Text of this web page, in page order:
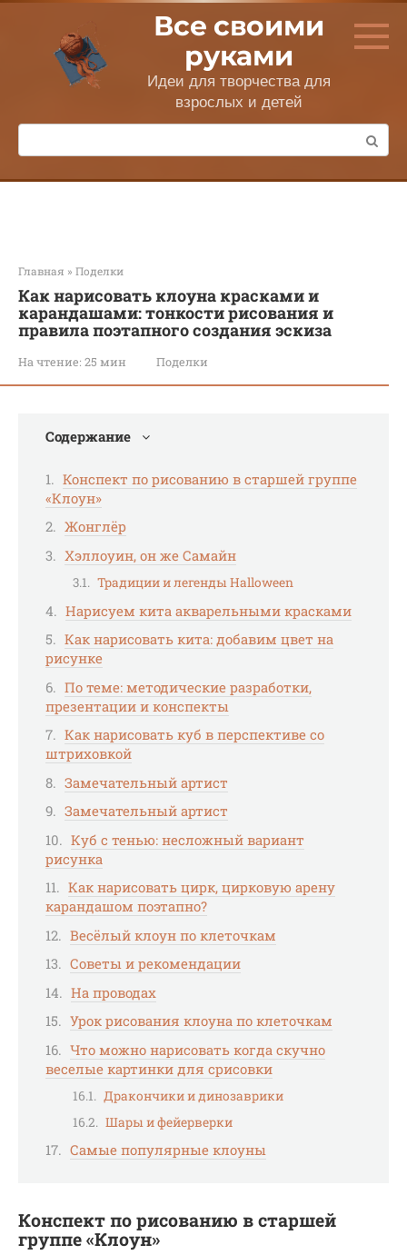
Перейти
контенту
Все своими
руками
Идеи для творчества для
взрослых и детей
Поиск:
Главная » Поделки
Как нарисовать клоуна красками и
карандашами: тонкости рисования и
правила поэтапного создания эскиза
На чтение: 25 мин Поделки
Содержание
Конспект по рисованию в старшей группе
«Клоун»
Жонглёр
Хэллоуин, он же Самайн
Традиции и легенды Halloween
Нарисуем кита акварельными красками
Как нарисовать кита: добавим цвет на
рисунке
По теме: методические разработки,
презентации и конспекты
Как нарисовать куб в перспективе со
штриховкой
Замечательный артист
Замечательный артист
Куб с тенью: несложный вариант
рисунка
Как нарисовать цирк, цирковую арену
карандашом поэтапно?
Весёлый клоун по клеточкам
Советы и рекомендации
На проводах
Урок рисования клоуна по клеточкам
Что можно нарисовать когда скучно
веселые картинки для срисовки
Дракончики и динозаврики
Шары и фейерверки
Самые популярные клоуны
Конспект по рисованию в старшей
группе «Клоун»